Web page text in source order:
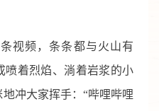
视频，条条都与火山有
喷着烈焰、淌着岩浆的小
冲大家挥手：“哔哩哔哩